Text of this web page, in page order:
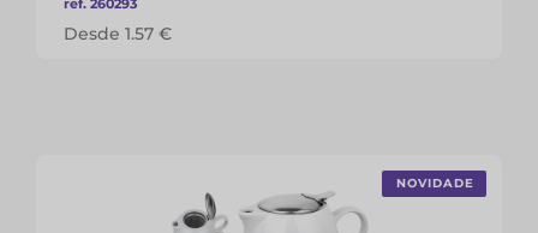
ref. 260293
Desde 1.57 €
NOVIDADE